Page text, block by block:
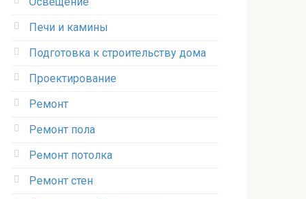
Печи и камины
Подготовка к строительству дома
Проектирование
Ремонт
Ремонт пола
Ремонт потолка
Ремонт стен